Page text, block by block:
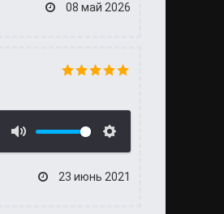
08 май 2026
23 июнь 2021